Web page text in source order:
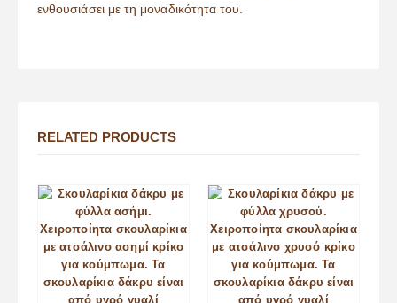
ενθουσιάσει με τη μοναδικότητα του.
RELATED PRODUCTS